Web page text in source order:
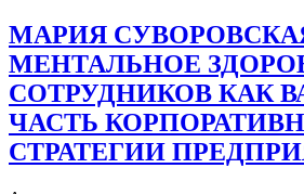
МАРИЯ
МЕНТАЛЬНОЕ
СОТРУДНИКОВ КАК
ЧАСТЬ
СТРАТЕГИИ